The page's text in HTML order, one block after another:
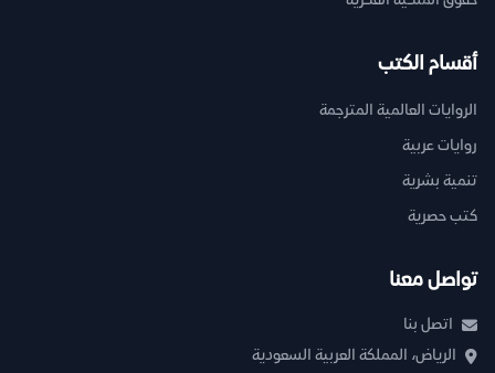
أقسام الكتب
الروايات العالمية المترجمة
روايات عربية
تنمية بشرية
كتب حصرية
تواصل معنا
اتصل بنا
الرياض، المملكة العربية السعودية